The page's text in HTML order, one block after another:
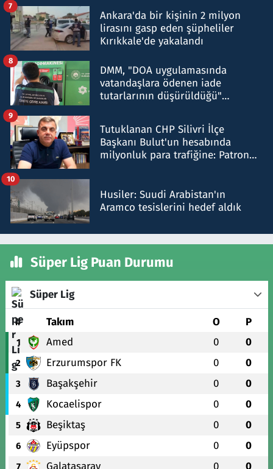
Ankara'da bir kişinin 2 milyon
lirasını gasp eden şüpheliler
Kırıkkale'de yakalandı
7
DMM, "DOA uygulamasında
vatandaşlara ödenen iade
tutarlarının düşürüldüğü"
8
Tutuklanan CHP Silivri İlçe
Başkanı Bulut'un hesabında
milyonluk para trafiğine: Patron
9
Husiler: Suudi Arabistan'ın
Aramco tesislerini hedef aldık
10
Süper Lig Puan Durumu
Süper Lig
# Takım O P
1 Amed 0 0
2 Erzurumspor FK 0 0
3 Başakşehir 0 0
4 Kocaelispor 0 0
5 Beşiktaş 0 0
6 Eyüpspor 0 0
7 Galatasaray 0 0